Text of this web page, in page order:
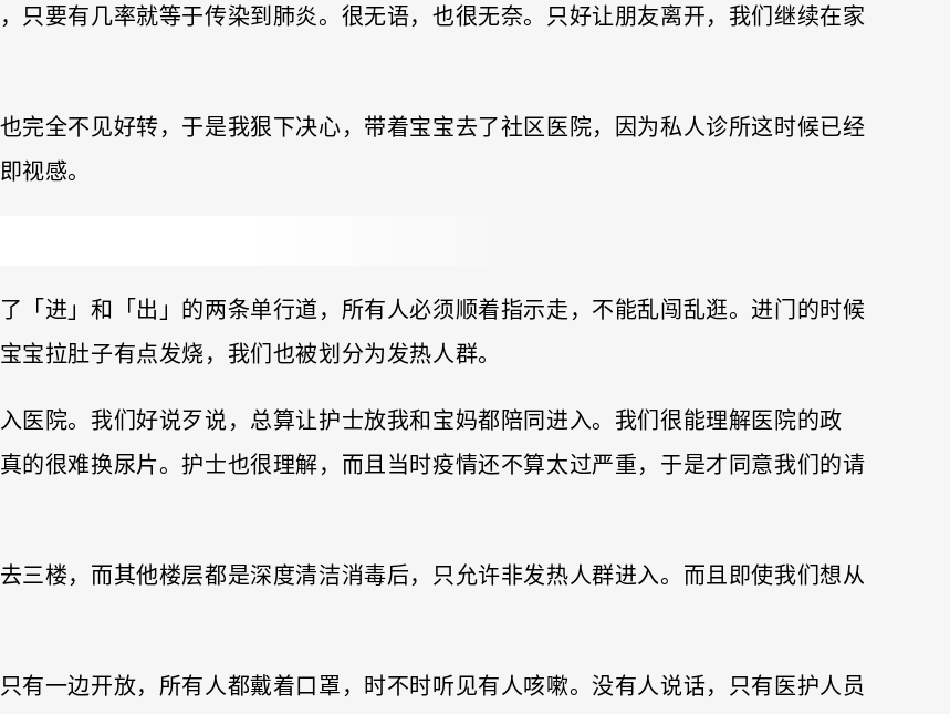
只要有几率就等于传染到肺炎。很无语，也很无奈。只好让朋友离开，我们继续在家
完全不见好转，于是我狠下决心，带着宝宝去了社区医院，因为私人诊所这时候已经
视感。
「进」和「出」的两条单行道，所有人必须顺着指示走，不能乱闯乱逛。进门的时候
宝拉肚子有点发烧，我们也被划分为发热人群。
医院。我们好说歹说，总算让护士放我和宝妈都陪同进入。我们很能理解医院的政
的很难换尿片。护士也很理解，而且当时疫情还不算太过严重，于是才同意我们的请
三楼，而其他楼层都是深度清洁消毒后，只允许非发热人群进入。而且即使我们想从
有一边开放，所有人都戴着口罩，时不时听见有人咳嗽。没有人说话，只有医护人员